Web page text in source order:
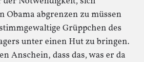
Obama abgrenzen zu müssen
Grüppchen des
unter einen Hut zu bringen.
Anschein, dass das, was er da